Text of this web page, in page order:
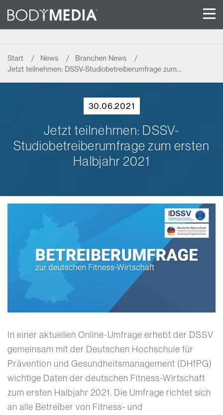
Start News
Branchen News
Jetzt teilnehmen: DSSV-Studiobetreiberumfrage zum…
30.06.2021
Jetzt teilnehmen: DSSV-
Studiobetreiberumfrage zum ersten
Halbjahr 2021
In einer aktuellen Online-Umfrage erhebt der DSSV
gemeinsam mit der Deutschen Hochschule für
Prävention und Gesundheitsmanagement (DHfPG)
wichtige Daten der deutschen Fitness-Wirtschaft
zum ersten Halbjahr 2021. Die Umfrage richtet sich
an alle Betreiber von Fitness- und